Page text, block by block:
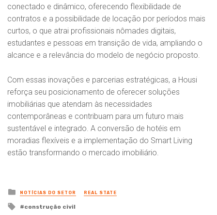
conectado e dinâmico, oferecendo flexibilidade de
contratos e a possibilidade de locação por períodos mais
curtos, o que atrai profissionais nômades digitais,
estudantes e pessoas em transição de vida, ampliando o
alcance e a relevância do modelo de negócio proposto.
Com essas inovações e parcerias estratégicas, a Housi
reforça seu posicionamento de oferecer soluções
imobiliárias que atendam às necessidades
contemporâneas e contribuam para um futuro mais
sustentável e integrado. A conversão de hotéis em
moradias flexíveis e a implementação do Smart Living
estão transformando o mercado imobiliário.
Posted
in
NOTÍCIAS DO SETOR REAL STATE
Tagged
construção civil